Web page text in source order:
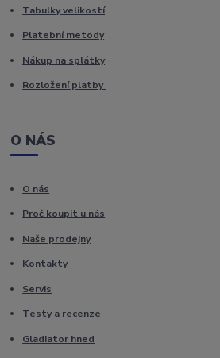
Tabulky velikostí
Platební metody
Nákup na splátky
Rozložení platby
O NÁS
O nás
Proč koupit u nás
Naše prodejny
Kontakty
Servis
Testy a recenze
Gladiator hned